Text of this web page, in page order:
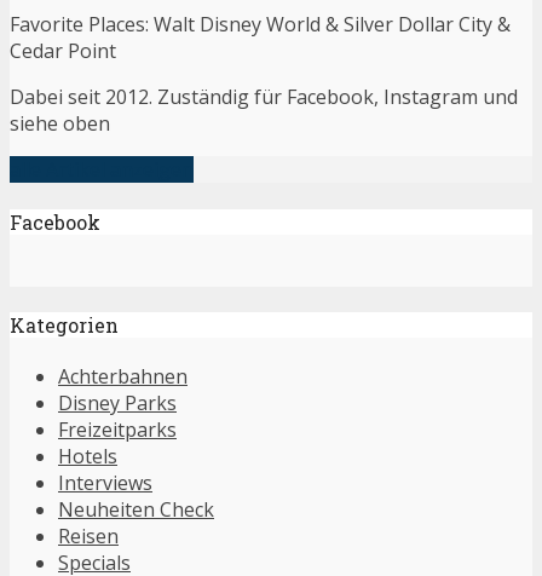
Favorite Places: Walt Disney World & Silver Dollar City &
Cedar Point
Dabei seit 2012. Zuständig für Facebook, Instagram und
siehe oben
Facebook
Kategorien
Achterbahnen
Disney Parks
Freizeitparks
Hotels
Interviews
Neuheiten Check
Reisen
Specials